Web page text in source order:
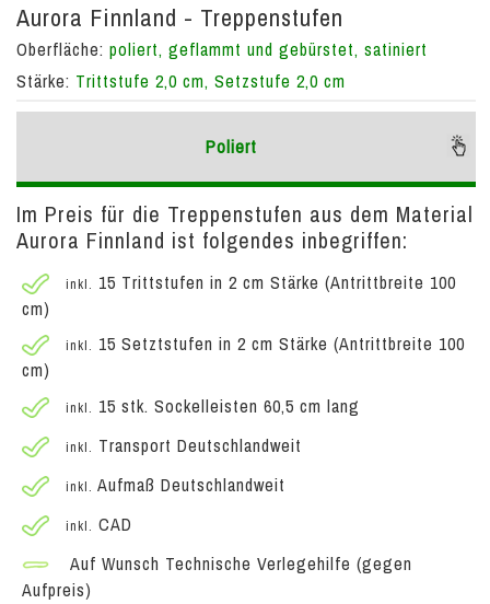
Aurora Finnland - Treppenstufen
Oberfläche: poliert, geflammt und gebürstet, satiniert
Stärke: Trittstufe 2,0 cm, Setzstufe 2,0 cm
Poliert
Im Preis für die Treppenstufen aus dem Material
Aurora Finnland ist folgendes inbegriffen:
inkl. 15 Trittstufen in 2 cm Stärke (Antrittbreite 100
cm)
inkl. 15 Setztstufen in 2 cm Stärke (Antrittbreite 100
cm)
inkl. 15 stk. Sockelleisten 60,5 cm lang
inkl. Transport Deutschlandweit
inkl. Aufmaß Deutschlandweit
inkl. CAD
Auf Wunsch Technische Verlegehilfe (gegen
Aufpreis)